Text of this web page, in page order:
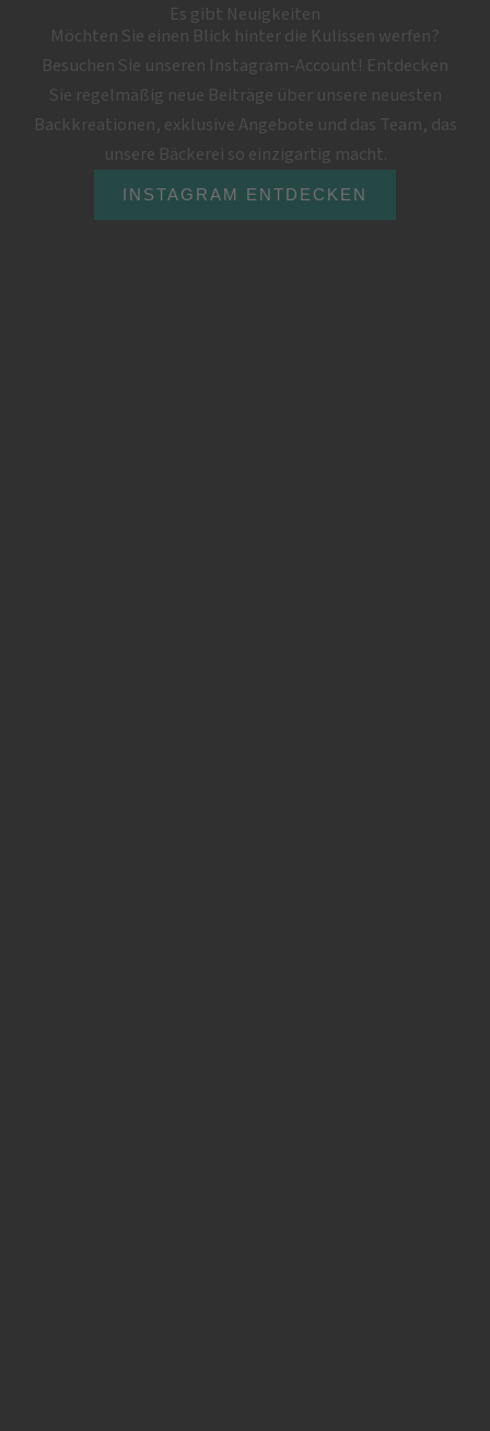
Es gibt Neuigkeiten
Möchten Sie einen Blick hinter die Kulissen werfen?
Besuchen Sie unseren Instagram-Account! Entdecken
Sie regelmäßig neue Beiträge über unsere neuesten
Backkreationen, exklusive Angebote und das Team, das
unsere Bäckerei so einzigartig macht.
INSTAGRAM ENTDECKEN